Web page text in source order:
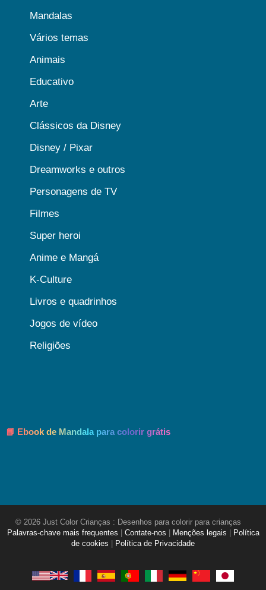
Mandalas
Vários temas
Animais
Educativo
Arte
Clássicos da Disney
Disney / Pixar
Dreamworks e outros
Personagens de TV
Filmes
Super heroi
Anime e Mangá
K-Culture
Livros e quadrinhos
Jogos de vídeo
Religiões
📘 Ebook de Mandala para colorir grátis
© 2026 Just Color Crianças : Desenhos para colorir para crianças
Palavras-chave mais frequentes
Contate-nos Menções legais
Política
de cookies
Política de Privacidade